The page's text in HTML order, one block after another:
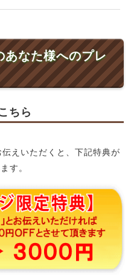
あなた様へのプレ
ちら
伝えいただくと、下記特典が
す。